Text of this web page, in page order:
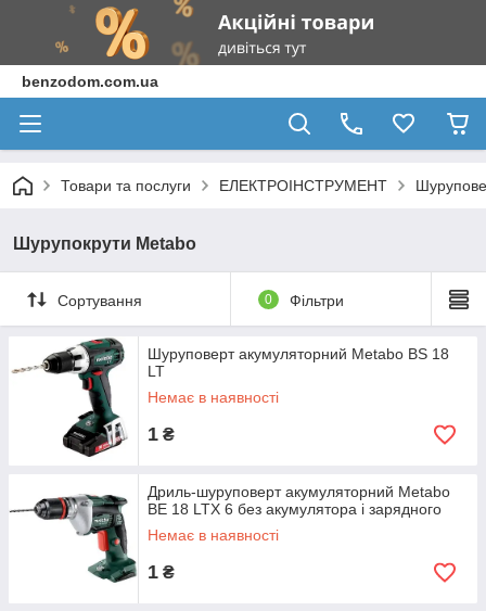
benzodom.com.ua
Товари та послуги ЕЛЕКТРОІНСТРУМЕНТ
Шурупокрути Metabo
Сортування 0 Фільтри
Шуруповерт акумуляторний Metabo BS 18
LT
Немає в наявності
1 ₴
Дриль-шуруповерт акумуляторний Metabo
BE 18 LTX 6 без акумулятора і зарядного
Немає в наявності
1 ₴